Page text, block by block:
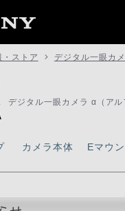
ストア デジタル一眼カ
デジタル一眼カメラ α（アル
カメラ本体 Eマウ